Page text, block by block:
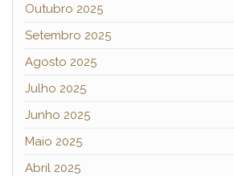
Outubro 2025
Setembro 2025
Agosto 2025
Julho 2025
Junho 2025
Maio 2025
Abril 2025